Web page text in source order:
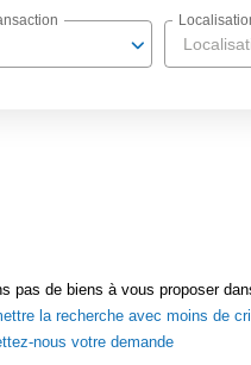
pas de biens à vous proposer
la recherche avec moins de
nous votre demande